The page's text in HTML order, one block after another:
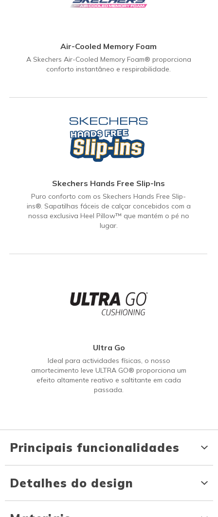
Air-Cooled Memory Foam
A Skechers Air-Cooled Memory Foam® proporciona
conforto instantâneo e respirabilidade.
Skechers Hands Free Slip-Ins
Puro conforto com os Skechers Hands Free Slip-
ins®. Sapatilhas fáceis de calçar concebidos com a
nossa exclusiva Heel Pillow™ que mantém o pé no
lugar.
Ultra Go
Ideal para actividades físicas, o nosso
amortecimento leve ULTRA GO® proporciona um
efeito altamente reativo e saltitante em cada
passada.
Principais funcionalidades
Detalhes do design